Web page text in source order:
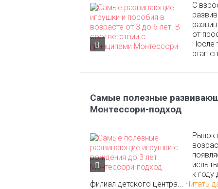
С
от
После
этап
Самые полезные
Монтессори-подход
Рынок
к году
филиал детского центра... Читать